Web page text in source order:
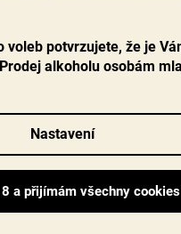
voleb potvrzujete, že je
alkoholu osobám
Nastavení
2021, Duca
Salento IGT
hodnocení
produktu
Skladem (>60 ks)
s komplexní vůní, chutí a